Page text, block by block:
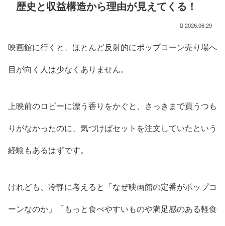
歴史と収益構造から理由が見えてくる！
2026.06.29
映画館に行くと、ほとんど反射的にポップコーン売り場へ
目が向く人は少なくありません。
上映前のロビーに漂う香りをかぐと、さっきまで買うつも
りがなかったのに、気づけばセットを注文していたという
経験もあるはずです。
けれども、冷静に考えると「なぜ映画館の定番がポップコ
ーンなのか」「もっと食べやすいものや満足感のある軽食